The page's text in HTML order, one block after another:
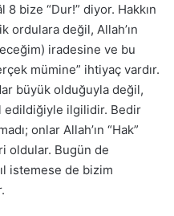
8 bize “Dur!” diyor. Hakkın
ordulara değil, Allah’ın
iradesine ve bu
mümine” ihtiyaç vardır.
büyük olduğuyla değil,
edildiğiyle ilgilidir. Bedir
onlar Allah’ın “Hak”
oldular. Bugün de
istemese de bizim